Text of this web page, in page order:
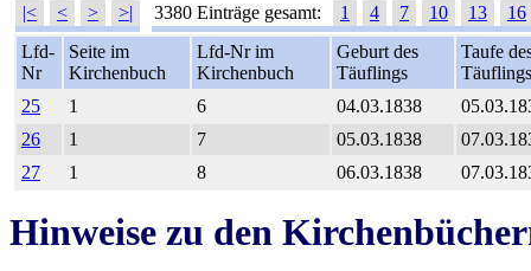
|< < > >| 3380 Einträge gesamt: 1 4 7 10 13
16
Lfd-
Nr
Seite im
Kirchenbuch
Lfd-Nr im
Kirchenbuch
Geburt des
Täuflings
Taufe
Täuflings
25
1 6 04.03.1838
26
1 7 05.03.1838
27
1 8 06.03.1838
Hinweise zu den